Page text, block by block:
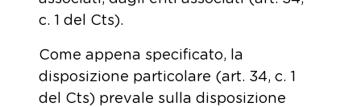
c. 1 del Cts).
Come appena specificato, la
disposizione particolare (art. 34, c. 1
del Cts) prevale sulla disposizione